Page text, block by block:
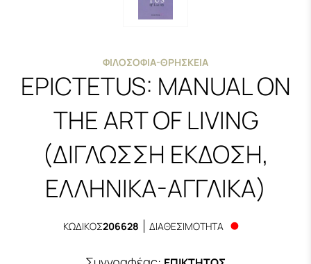
ΦΙΛΟΣΟΦΊΑ-ΘΡΗΣΚΕΊΑ
EPICTETUS: MANUAL ON
THE ART OF LIVING
(ΔΙΓΛΩΣΣΗ ΕΚΔΟΣΗ,
ΕΛΛΗΝΙΚΑ-ΑΓΓΛΙΚΑ)
ΚΩΔΙΚΟΣ206628 ΔΙΑΘΕΣΙΜΟΤΗΤΑ